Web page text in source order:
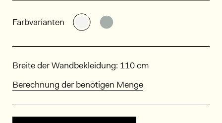
Allgemeine Produktinformationen
Farbvarianten Weitere Varianten entdecken:
Abmessungen
Breite der Wandbekleidung: 110 cm
Berechnung der benötigen Menge